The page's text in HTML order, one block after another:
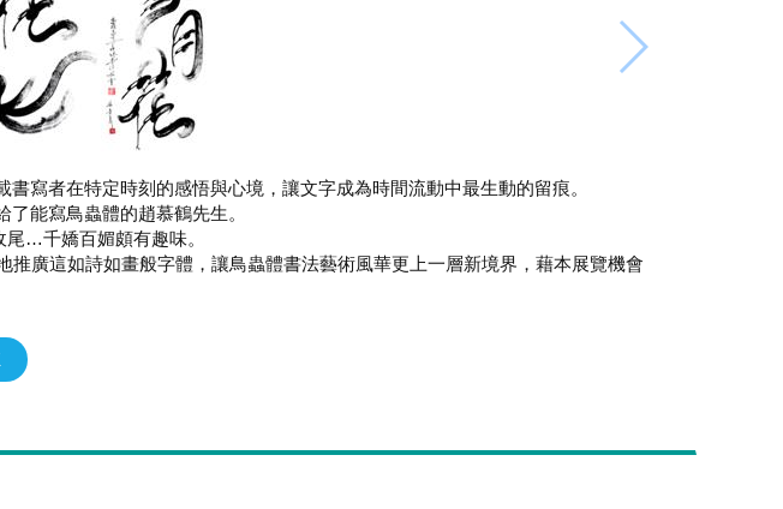
寫者在特定時刻的感悟與心境，讓文字成為時間流動中最生動的留痕。
能寫鳥蟲體的趙慕鶴先生。
…千嬌百媚頗有趣味。
廣這如詩如畫般字體，讓鳥蟲體書法藝術風華更上一層新境界，藉本展覽機會